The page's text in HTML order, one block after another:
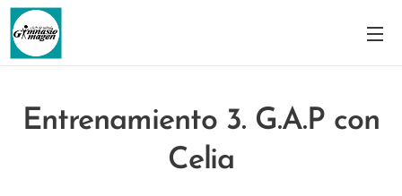
Entrenamiento 3. G.A.P con
Celia